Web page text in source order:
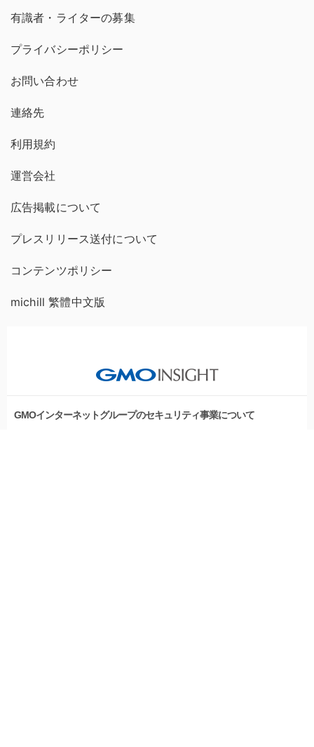
有識者・ライターの募集
プライバシーポリシー
お問い合わせ
連絡先
利用規約
運営会社
広告掲載について
プレスリリース送付について
コンテンツポリシー
michill 繁體中文版
GMOインターネットグループのセキュリティ事業について